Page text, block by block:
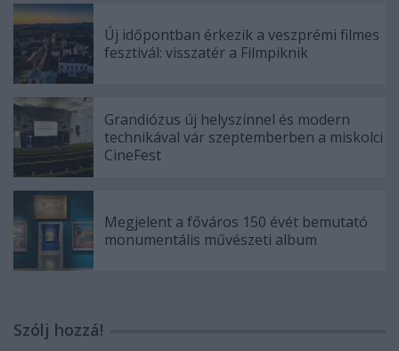
Új időpontban érkezik a veszprémi filmes
fesztivál: visszatér a Filmpiknik
Grandiózus új helyszínnel és modern
technikával vár szeptemberben a miskolci
CineFest
Megjelent a főváros 150 évét bemutató
monumentális művészeti album
Szólj hozzá!